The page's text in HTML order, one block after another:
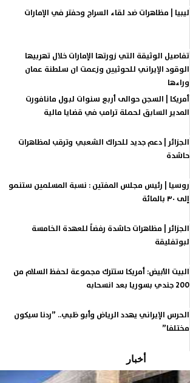
ليبيا | مظاهرات ضد لقاء السراج وحفتر في الإمارات
تفاصيل الوثيقة التي زورتها الإمارات خلال تهربيها
الوقود الإيراني للحوثيين وزعمت ان سلطنة عمان
وراءها
أمريكا | السجن حوالى أربع سنوات لبول مانافورت
المدير السابق لحملة ترامب في قضايا مالية
الجزائر | دعم جديد للحراك الشعبي وترقب لمظاهرات
حاشدة
روسيا | رئيس مجلس المفتين : نسبة المسلمين ستنمو
إلى ٣٠ بالمائة
الجزائر | مظاهرات حاشدة رفضاً للعهدة الخامسة
لبوتفليقة
البيت الأبيض: أمريكا ستترك مجموعة لحفظ السلام من
200 جندي بسوريا بعد انسحابه
الحرس الإيراني يهدد الرياض وأبو ظبي.. ”ردنا سيكون
مختلفا”
أخبار